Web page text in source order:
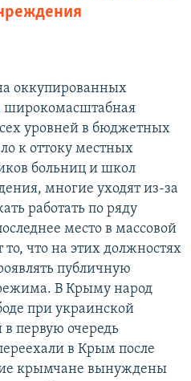
оккупированных
широкомасштабная
уровней в бюджетных
к оттоку местных
больниц и школ
многие уходят из-за
работать по ряду
место в массовой
что на этих должностях
публичную
В Крыму народ
при украинской
в первую очередь
в Крым после
крымчане вынуждены